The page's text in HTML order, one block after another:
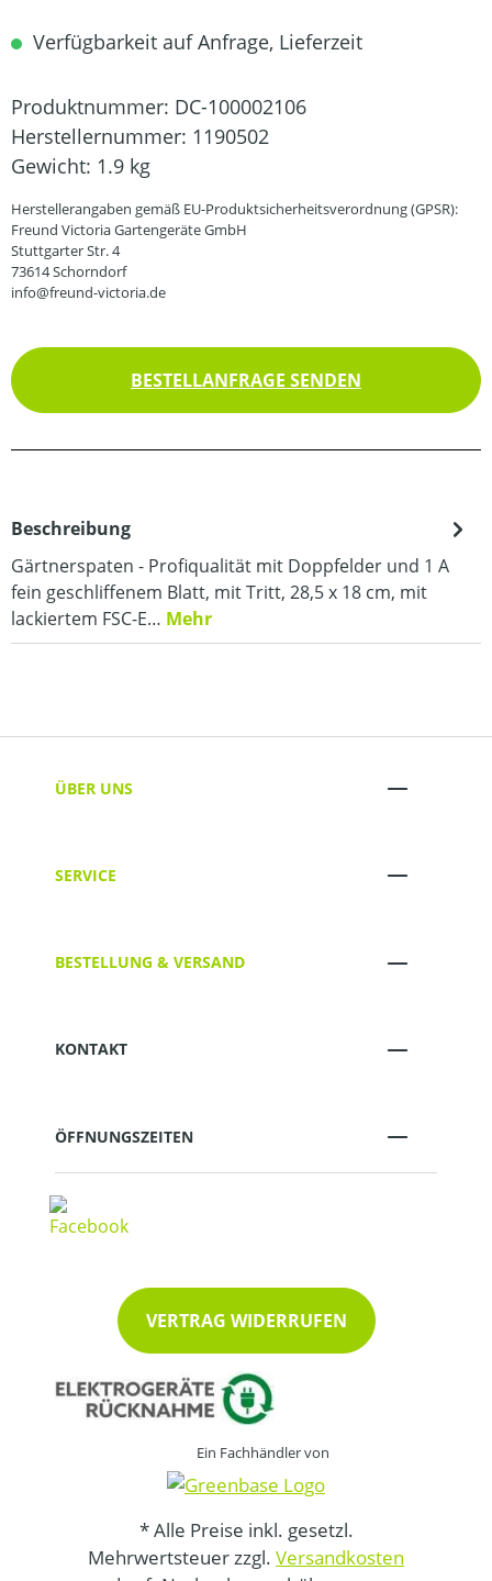
Verfügbarkeit auf Anfrage, Lieferzeit
Produktnummer: DC-100002106
Herstellernummer: 1190502
Gewicht: 1.9 kg
Herstellerangaben gemäß EU-Produktsicherheitsverordnung (GPSR):
Freund Victoria Gartengeräte GmbH
Stuttgarter Str. 4
73614 Schorndorf
info@freund-victoria.de
BESTELLANFRAGE SENDEN
Beschreibung
Gärtnerspaten - Profiqualität mit Doppfelder und 1 A
fein geschliffenem Blatt, mit Tritt, 28,5 x 18 cm, mit
lackiertem FSC-E… Mehr
ÜBER UNS
SERVICE
BESTELLUNG & VERSAND
KONTAKT
ÖFFNUNGSZEITEN
VERTRAG WIDERRUFEN
Ein Fachhändler von
* Alle Preise inkl. gesetzl.
Mehrwertsteuer zzgl. Versandkosten